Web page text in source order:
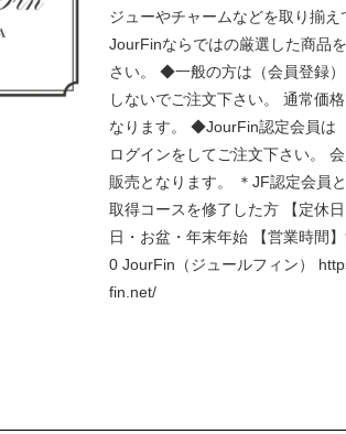
ジューやチャームなどを取り揃え
JourFinならではの厳選した商品
さい。 ◆一般の方は（会員登録
しないでご注文下さい。 通常価
なります。 ◆JourFin認定会員は
ログインをしてご注文下さい。
販売となります。 ＊JF認定会員
取得コースを修了した方 【定休
日・お盆・年末年始 【営業時間
0 JourFin（ジュールフィン）
fin.net/